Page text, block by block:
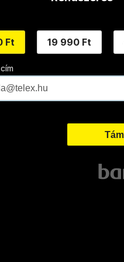
Ft 19 990 Ft